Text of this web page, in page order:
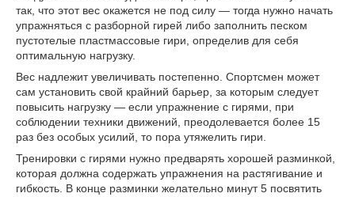
так, что этот вес окажется не под силу — тогда нужно начать
упражняться с разборной гирей либо заполнить песком
пустотелые пластмассовые гири, определив для себя
оптимальную нагрузку.
Вес надлежит увеличивать постепенно. Спортсмен может
сам установить свой крайний барьер, за которым следует
повысить нагрузку — если упражнение с гирями, при
соблюдении техники движений, преодолевается более 15
раз без особых усилий, то пора утяжелить гири.
Тренировки с гирями нужно предварять хорошей разминкой,
которая должна содержать упражнения на растягивание и
гибкость. В конце разминки желательно минут 5 посвятить